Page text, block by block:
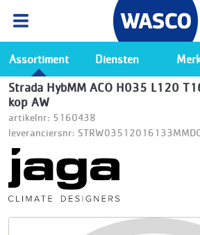
Ga naar de Wasco app
Assortiment Diensten
Strada HybMM ACO H035 L120
kop AW
artikelnr: 5160438
leveranciersnr: